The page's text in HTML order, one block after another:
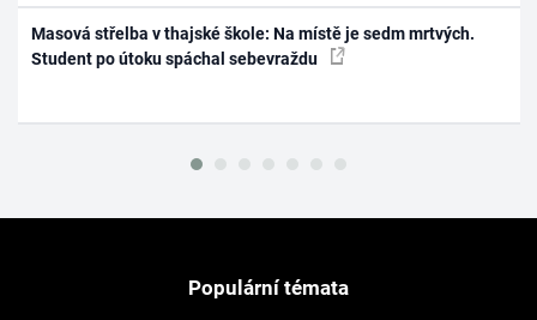
Masová střelba v thajské škole: Na místě je sedm mrtvých.
Student po útoku spáchal sebevraždu
Populární témata